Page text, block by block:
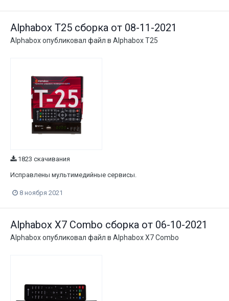
Alphabox T25 сборка от 08-11-2021
Alphaboxопубликовал файл в Alphabox T25
1823 скачивания
Исправлены мультимедийные сервисы.
8 ноября 2021
Alphabox X7 Combo сборка от 06-10-2021
Alphaboxопубликовал файл в Alphabox X7 Combo